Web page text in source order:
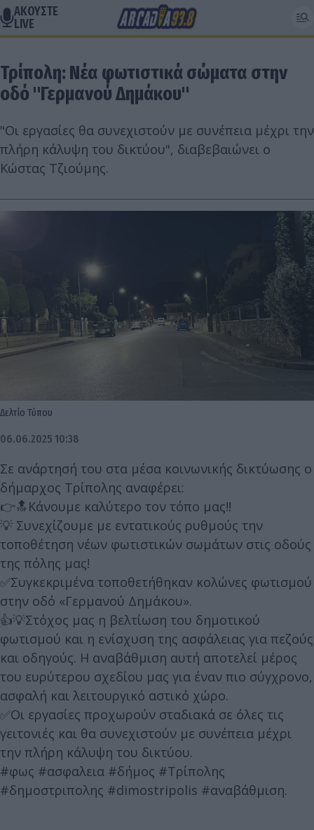
ΑΚΟΥΣΤΕ
LIVE
Τρίπολη: Νέα φωτιστικά σώματα στην
οδό "Γερμανού Δημάκου"
"Οι εργασίες θα συνεχιστούν με συνέπεια μέχρι την
πλήρη κάλυψη του δικτύου", διαβεβαιώνει ο
Κώστας Τζιούμης.
Δελτίο Τύπου
06.06.2025 10:38
Σε ανάρτησή του στα μέσα κοινωνικής δικτύωσης ο
δήμαρχος Τρίπολης αναφέρει:
👉🔝Κάνουμε καλύτερο τον τόπο μας!!
💡 Συνεχίζουμε με εντατικούς ρυθμούς την
τοποθέτηση νέων φωτιστικών σωμάτων στις οδούς
της πόλης μας!
✅Συγκεκριμένα τοποθετήθηκαν κολώνες φωτισμού
στην οδό «Γερμανού Δημάκου».
👍💡Στόχος μας η βελτίωση του δημοτικού
φωτισμού και η ενίσχυση της ασφάλειας για πεζούς
και οδηγούς. Η αναβάθμιση αυτή αποτελεί μέρος
του ευρύτερου σχεδίου μας για έναν πιο σύγχρονο,
ασφαλή και λειτουργικό αστικό χώρο.
✅Οι εργασίες προχωρούν σταδιακά σε όλες τις
γειτονιές και θα συνεχιστούν με συνέπεια μέχρι
την πλήρη κάλυψη του δικτύου.
#φως #ασφαλεια #δήμος #Τρίπολης
#δημοστριπολης #dimostripolis #αναβάθμιση.